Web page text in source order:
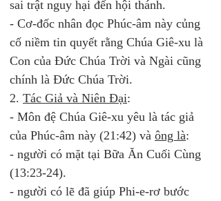
sai trật nguy hại đến hội thánh.
- Cơ-đốc nhân đọc Phúc-âm này củng
cố niềm tin quyết rằng Chúa Giê-xu là
Con của Đức Chúa Trời và Ngài cũng
chính là Đức Chúa Trời.
2. Tác Giả và Niên Đại:
- Môn đệ Chúa Giê-xu yêu là tác giả
của Phúc-âm này (21:42) và ông là:
- người có mặt tại Bữa Ăn Cuối Cùng
(13:23-24).
- người có lẽ đã giúp Phi-e-rơ bước